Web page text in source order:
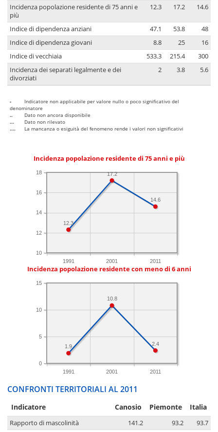
Incidenza popolazione residente di 75 anni e
più
12.3 17.2 14.6
Indice di dipendenza anziani 47.1 53.8
48
Indice di dipendenza giovani
8.8 25
16
Indice di vecchiaia
533.3 215.4
300
Incidenza dei separati legalmente e dei
divorziati
2 3.8 5.6
-
Indicatore non applicabile per valore nullo o poco significativo del
denominatore
..
Dato non ancora disponibile
...
Dato non rilevato
....
La mancanza o esiguità del fenomeno rende i valori non significativi
Incidenza popolazione residente di 75 anni e più
1991 2001 2011
10
12
14
16
18
14.6
17.2
12.3
Incidenza popolazione residente con meno di 6 anni
1991 2001 2011
0
5
10
15
2.4
10.8
1.9
CONFRONTI TERRITORIALI AL 2011
Indicatore Canosio Piemonte Italia
Rapporto di mascolinità 141.2 93.2
93.7